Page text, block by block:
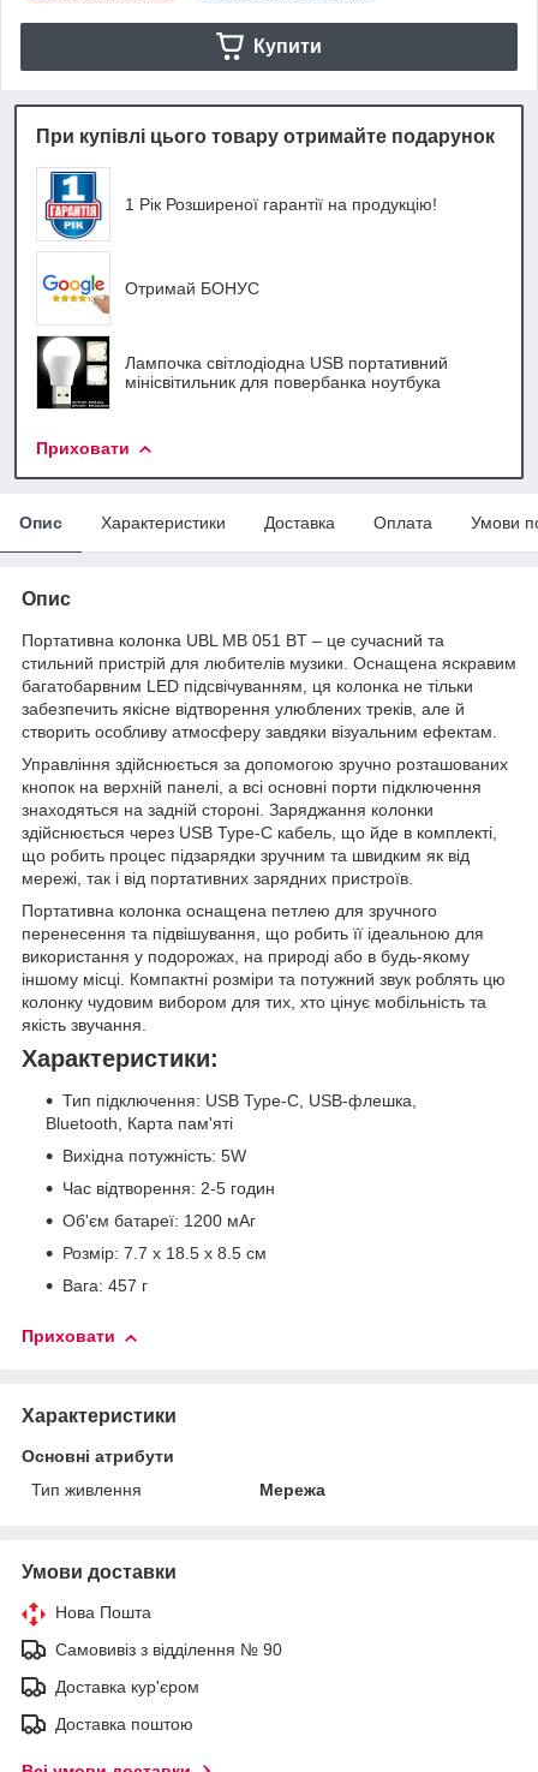
Купити
При купівлі цього товару отримайте подарунок
1 Рік Розширеної гарантії на продукцію!
Отримай БОНУС
Лампочка світлодіодна USB портативний
мінісвітильник для повербанка ноутбука
Приховати
Опис Характеристики Доставка Оплата Умови
Опис
Портативна колонка UBL MB 051 BT – це сучасний та
стильний пристрій для любителів музики. Оснащена яскравим
багатобарвним LED підсвічуванням, ця колонка не тільки
забезпечить якісне відтворення улюблених треків, але й
створить особливу атмосферу завдяки візуальним ефектам.
Управління здійснюється за допомогою зручно розташованих
кнопок на верхній панелі, а всі основні порти підключення
знаходяться на задній стороні. Заряджання колонки
здійснюється через USB Type-C кабель, що йде в комплекті,
що робить процес підзарядки зручним та швидким як від
мережі, так і від портативних зарядних пристроїв.
Портативна колонка оснащена петлею для зручного
перенесення та підвішування, що робить її ідеальною для
використання у подорожах, на природі або в будь-якому
іншому місці. Компактні розміри та потужний звук роблять цю
колонку чудовим вибором для тих, хто цінує мобільність та
якість звучання.
Характеристики:
Тип підключення: USB Type-C, USB-флешка,
Bluetooth, Карта пам'яті
Вихідна потужність: 5W
Час відтворення: 2-5 годин
Об'єм батареї: 1200 мАг
Розмір: 7.7 x 18.5 x 8.5 см
Вага: 457 г
Приховати
Характеристики
Основні атрибути
Тип живлення
Мережа
Умови доставки
Нова Пошта
Самовивіз з відділення № 90
Доставка кур'єром
Доставка поштою